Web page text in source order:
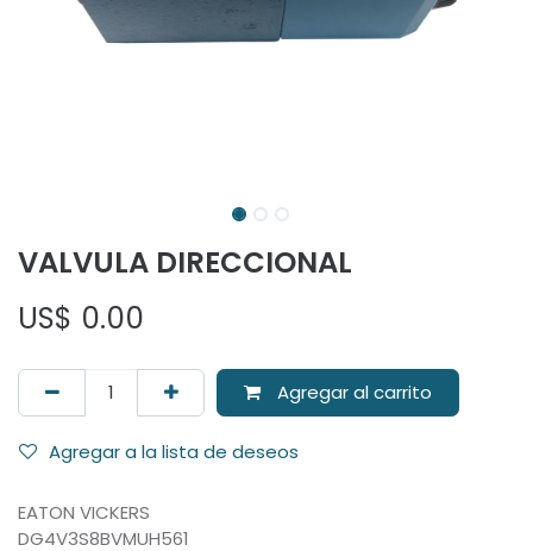
VALVULA DIRECCIONAL
US$ 0.00
Agregar al carrito
Agregar a la lista de deseos
EATON VICKERS
DG4V3S8BVMUH561